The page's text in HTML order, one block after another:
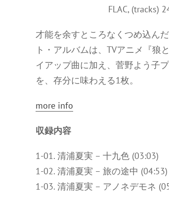
FLAC, (tracks)
才能を余すところなくつめ込ん
ト・アルバムは、TVアニメ『狼
イアップ曲に加え、菅野よう子
を、存分に味わえる1枚。
more info
収録内容
1-01. 清浦夏実 – 十九色 (03:03)
1-02. 清浦夏実 – 旅の途中 (04:53)
1-03. 清浦夏実 – アノネデモネ